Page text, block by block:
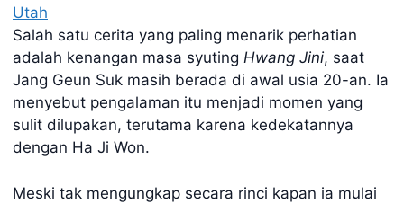
Utah
Salah satu cerita yang paling menarik perhatian
adalah kenangan masa syuting Hwang Jini, saat
Jang Geun Suk masih berada di awal usia 20-an. Ia
menyebut pengalaman itu menjadi momen yang
sulit dilupakan, terutama karena kedekatannya
dengan Ha Ji Won.
Meski tak mengungkap secara rinci kapan ia mulai